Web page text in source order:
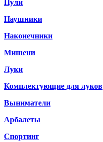
Пули
Наушники
Наконечники
Мишени
Луки
Комплектующие для луков
Выниматели
Арбалеты
Спортинг